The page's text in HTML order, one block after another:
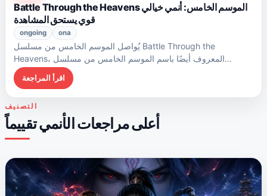
Battle Through the Heavens الموسم الخامس: أنمي خيالي
قوي يستحق المشاهدة
ongoing ona
يُواصل الموسم الخامس من مسلسل Battle Through the
Heavens، المعروف أيضًا باسم الموسم الخامس من مسلسل…
اقرأ المراجعة
التصنيف
أعلى مراجعات الأنمي تقييماً